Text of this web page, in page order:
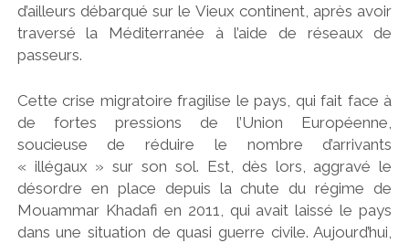
d’ailleurs débarqué sur le Vieux continent, après avoir
traversé la Méditerranée à l’aide de réseaux de
passeurs.
Cette crise migratoire fragilise le pays, qui fait face à
de fortes pressions de l’Union Européenne,
soucieuse de réduire le nombre d’arrivants
« illégaux » sur son sol. Est, dès lors, aggravé le
désordre en place depuis la chute du régime de
Mouammar Khadafi en 2011, qui avait laissé le pays
dans une situation de quasi guerre civile. Aujourd’hui,